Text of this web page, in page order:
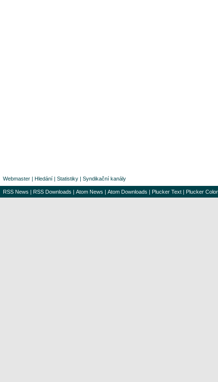
Webmaster | Hledání | Statistiky | Syndikační kanály
RSS News | RSS Downloads | Atom News | Atom Downloads | Plucker Text | Plucker Color